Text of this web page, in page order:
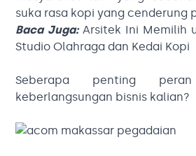
suka rasa kopi yang cenderung
Baca Juga: Arsitek Ini Memilih
Studio Olahraga dan Kedai Kopi
Seberapa penting
keberlangsungan bisnis kalian?